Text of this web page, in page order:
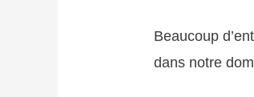
Beaucoup
dans notre